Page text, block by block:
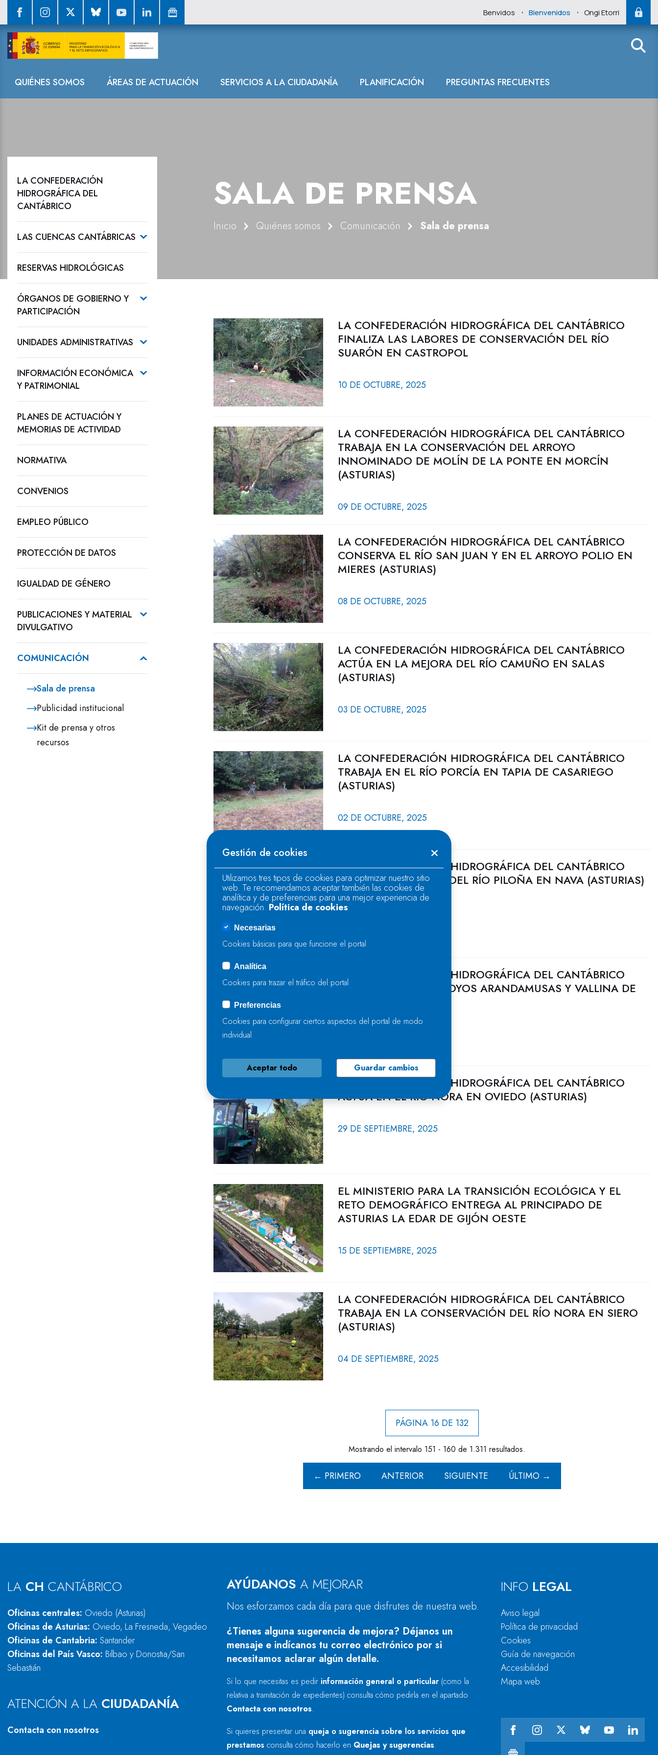
Benvidos . Bienvenidos . Ongi Etorri
Navegación
QUIÉNES SOMOS ÁREAS DE ACTUACIÓN SERVICIOS A LA CIUDADANÍA PLANIFICACIÓN PREGUNTAS FRECUENTES
Sala de prensa
SALA DE PRENSA
Inicio Quiénes somos Comunicación Sala de prensa
LA CONFEDERACIÓN
HIDROGRÁFICA DEL
CANTÁBRICO
LAS CUENCAS CANTÁBRICAS
RESERVAS HIDROLÓGICAS
ÓRGANOS DE GOBIERNO Y
PARTICIPACIÓN
UNIDADES ADMINISTRATIVAS
INFORMACIÓN ECONÓMICA
Y PATRIMONIAL
PLANES DE ACTUACIÓN Y
MEMORIAS DE ACTIVIDAD
NORMATIVA
CONVENIOS
EMPLEO PÚBLICO
PROTECCIÓN DE DATOS
IGUALDAD DE GÉNERO
PUBLICACIONES Y MATERIAL
DIVULGATIVO
COMUNICACIÓN
Sala de prensa
Publicidad institucional
Kit de prensa y otros
recursos
LA CONFEDERACIÓN HIDROGRÁFICA DEL CANTÁBRICO
FINALIZA LAS LABORES DE CONSERVACIÓN DEL RÍO
SUARÓN EN CASTROPOL
10 DE OCTUBRE, 2025
LA CONFEDERACIÓN HIDROGRÁFICA DEL CANTÁBRICO
TRABAJA EN LA CONSERVACIÓN DEL ARROYO
INNOMINADO DE MOLÍN DE LA PONTE EN MORCÍN
(ASTURIAS)
09 DE OCTUBRE, 2025
LA CONFEDERACIÓN HIDROGRÁFICA DEL CANTÁBRICO
CONSERVA EL RÍO SAN JUAN Y EN EL ARROYO POLIO EN
MIERES (ASTURIAS)
08 DE OCTUBRE, 2025
LA CONFEDERACIÓN HIDROGRÁFICA DEL CANTÁBRICO
ACTÚA EN LA MEJORA DEL RÍO CAMUÑO EN SALAS
(ASTURIAS)
03 DE OCTUBRE, 2025
LA CONFEDERACIÓN HIDROGRÁFICA DEL CANTÁBRICO
TRABAJA EN EL RÍO PORCÍA EN TAPIA DE CASARIEGO
(ASTURIAS)
02 DE OCTUBRE, 2025
LA CONFEDERACIÓN HIDROGRÁFICA DEL CANTÁBRICO
FINALIZA LA MEJORA DEL RÍO PILOÑA EN NAVA (ASTURIAS)
01 DE OCTUBRE, 2025
LA CONFEDERACIÓN HIDROGRÁFICA DEL CANTÁBRICO
TRABAJA EN LOS ARROYOS ARANDAMUSAS Y VALLINA DE
LA CONFEDERACIÓN HIDROGRÁFICA DEL CANTÁBRICO
ACTÚA EN EL RÍO NORA EN OVIEDO (ASTURIAS)
29 DE SEPTIEMBRE, 2025
EL MINISTERIO PARA LA TRANSICIÓN ECOLÓGICA Y EL
RETO DEMOGRÁFICO ENTREGA AL PRINCIPADO DE
ASTURIAS LA EDAR DE GIJÓN OESTE
15 DE SEPTIEMBRE, 2025
LA CONFEDERACIÓN HIDROGRÁFICA DEL CANTÁBRICO
TRABAJA EN LA CONSERVACIÓN DEL RÍO NORA EN SIERO
(ASTURIAS)
04 DE SEPTIEMBRE, 2025
PÁGINA 16 DE 132
Mostrando el intervalo 151 - 160 de 1.311 resultados.
← PRIMERO ANTERIOR SIGUIENTE ÚLTIMO →
LA CH CANTÁBRICO
Oficinas centrales: Oviedo (Asturias)
Oficinas de Asturias: Oviedo, La Fresneda, Vegadeo
Oficinas de Cantabria: Santander
Oficinas del País Vasco: Bilbao y Donostia/San
Sebastián
ATENCIÓN A LA CIUDADANÍA
Contacta con nosotros
AYÚDANOS A MEJORAR
Nos esforzamos cada día para que disfrutes de nuestra web.
¿Tienes alguna sugerencia de mejora? Déjanos un
mensaje e indícanos tu correo electrónico por si
necesitamos aclarar algún detalle.
Si lo que necesitas es pedir información general o particular (como la
relativa a tramitación de expedientes) consulta cómo pedirla en el apartado
Contacta con nosotros.
Si quieres presentar una queja o sugerencia sobre los servicios que
prestamos consulta cómo hacerlo en Quejas y sugerencias.
INFO LEGAL
Aviso legal
Política de privacidad
Cookies
Guía de navegación
Accesibilidad
Mapa web
Gestión de cookies
Utilizamos tres tipos de cookies para optimizar nuestro sitio
web. Te recomendamos aceptar también las cookies de
analítica y de preferencias para una mejor experiencia de
navegación. Política de cookies
Necesarias
Cookies básicas para que funcione el portal
Analítica
Cookies para trazar el tráfico del portal
Preferencias
Cookies para configurar ciertos aspectos del portal de modo
individual
Aceptar todo Guardar cambios